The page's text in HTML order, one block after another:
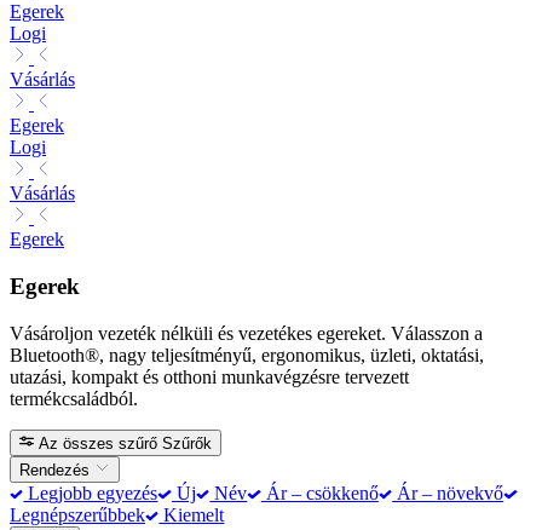
Egerek
Logi
Vásárlás
Egerek
Logi
Vásárlás
Egerek
Egerek
Vásároljon vezeték nélküli és vezetékes egereket. Válasszon a
Bluetooth®, nagy teljesítményű, ergonomikus, üzleti, oktatási,
utazási, kompakt és otthoni munkavégzésre tervezett
termékcsaládból.
Az összes szűrő Szűrők
Rendezés
Legjobb egyezés Új Név Ár – csökkenő
Ár – növekvő
Legnépszerűbbek
Kiemelt